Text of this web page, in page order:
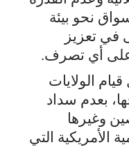
نحو بيئة
في تعزيز
على أي تصرف.
الولايات
بعدم سداد
وغيرها
الأمريكية التي